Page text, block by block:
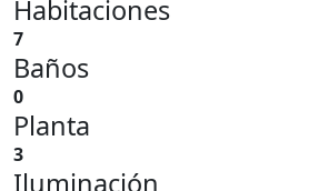
Habitaciones
7
Baños
0
Planta
3
Iluminación